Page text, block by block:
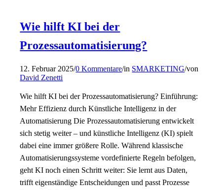
Wie hilft KI bei der
Prozessautomatisierung?
12. Februar 2025/0 Kommentare/in SMARKETING/von
David Zenetti
Wie hilft KI bei der Prozessautomatisierung? Einführung:
Mehr Effizienz durch Künstliche Intelligenz in der
Automatisierung Die Prozessautomatisierung entwickelt
sich stetig weiter – und künstliche Intelligenz (KI) spielt
dabei eine immer größere Rolle. Während klassische
Automatisierungssysteme vordefinierte Regeln befolgen,
geht KI noch einen Schritt weiter: Sie lernt aus Daten,
trifft eigenständige Entscheidungen und passt Prozesse